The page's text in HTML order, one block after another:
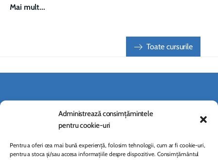
Administrează consimțămintele
pentru cookie-uri
Pentru a oferi cea mai bună experiență, folosim tehnologii, cum ar fi cookie-uri,
pentru a stoca și/sau accesa informațiile despre dispozitive. Consimțământul
Mai mult...
Toate cursurile